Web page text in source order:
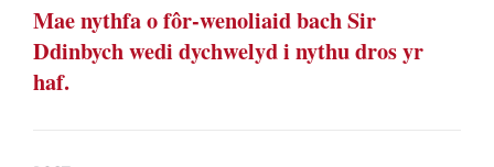
Mae nythfa o fôr-wenoliaid bach Sir
Ddinbych wedi dychwelyd i nythu dros yr
haf.